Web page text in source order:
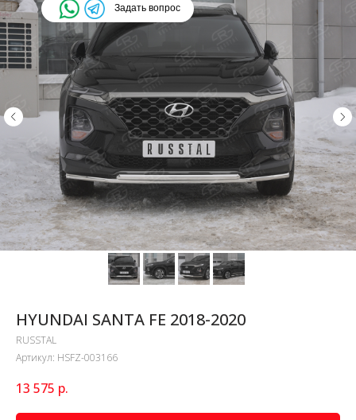
Задать вопрос
HYUNDAI SANTA FE 2018-2020
RUSSTAL
Артикул: HSFZ-003166
13 575 р.